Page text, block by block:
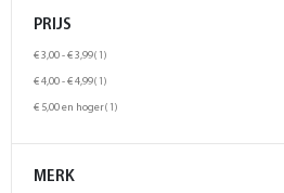
PRIJS
€ 3,00-€ 3,99 1product
€ 4,00-€ 4,99 1product
€ 5,00en hoger 1product
MERK